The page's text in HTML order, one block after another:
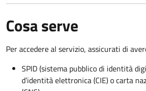
Cosa serve
Per accedere al servizio, assicurati di
SPID (sistema pubblico di identità
d’identità elettronica (CIE) o carta